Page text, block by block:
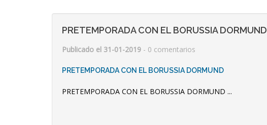
PRETEMPORADA CON EL BORUSSIA DORMUND
Publicado el 31-01-2019 - 0 comentarios
PRETEMPORADA CON EL BORUSSIA DORMUND
PRETEMPORADA CON EL BORUSSIA DORMUND ...